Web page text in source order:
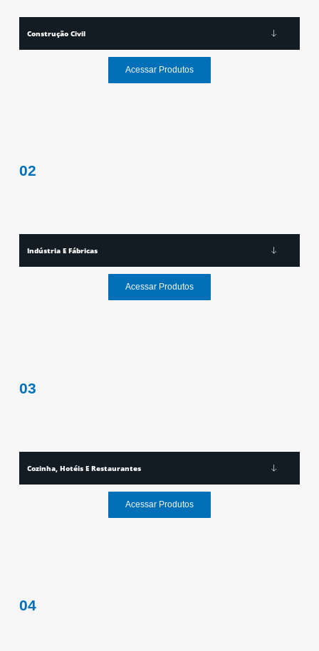
Construção Civil
Acessar Produtos
02
Indústria E Fábricas
Acessar Produtos
03
Cozinha, Hotéis E Restaurantes
Acessar Produtos
04